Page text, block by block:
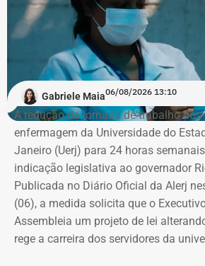
PUC, onde ficou de 2016 a 2019. Em
trabalhava no “Pânico”, transferiu-se
Damásio, do IBMEC de São Paulo. E
em 2020, no início da pandemia.
“Eu nunca afirmei que me formei,
Nova York, na PUC e no Institiuto
que eu me formei na NYU, não fui eu,
procurei ser muito preciso com isso”,
No material de divulgação da
sociais, realmente, não há qualquer
formatura.
Gabriele Maia06/08/2026 13:10
A redução da jornada de trabalho
enfermagem da Universidade do
Janeiro (Uerj) para 24 horas
indicação legislativa ao governador
Publicada no Diário Oficial da Alerj
(06), a medida solicita que o
Assembleia um projeto de lei
rege a carreira dos servidores da